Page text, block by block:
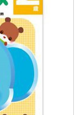
流程說明』